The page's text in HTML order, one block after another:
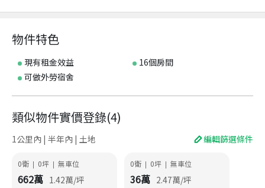
物件特色
現有租金效益
16個房間
可做外勞宿舍
類似物件實價登錄(4)
1公里內 | 半年內 | 土地 編輯篩選條件
0衛 | 0坪 | 無車位
662萬 1.42萬/坪
0衛 | 0坪 | 無車位
36萬 2.47萬/坪